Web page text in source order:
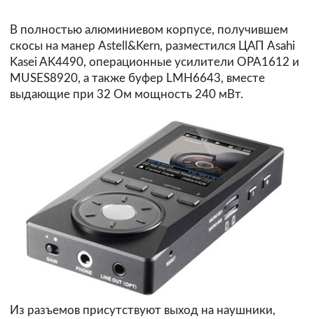
В полностью алюминиевом корпусе, получившем
скосы на манер Astell&Kern, разместился ЦАП Asahi
Kasei AK4490, операционные усилители OPA1612 и
MUSES8920, а также буфер LMH6643, вместе
выдающие при 32 Ом мощность 240 мВт.
Из разъемов присутствуют выход на наушники,